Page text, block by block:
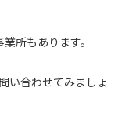
所もあります。
い合わせてみましょ